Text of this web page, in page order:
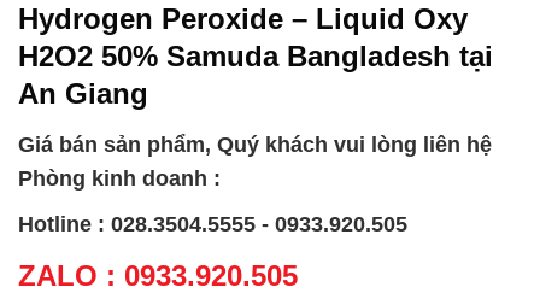
Hydrogen Peroxide – Liquid Oxy
H2O2 50% Samuda Bangladesh tại
An Giang
Giá bán sản phẩm, Quý khách vui lòng liên hệ
Phòng kinh doanh :
Hotline : 028.3504.5555 - 0933.920.505
ZALO : 0933.920.505